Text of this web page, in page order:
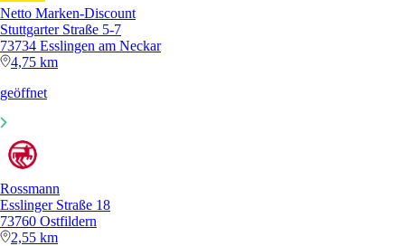
Netto Marken-Discount
Stuttgarter Straße 5-7
73734 Esslingen am Neckar
4,75 km
geöffnet
Rossmann
Esslinger Straße 18
73760 Ostfildern
2,55 km